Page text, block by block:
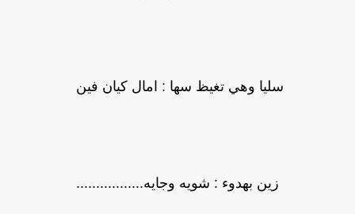
سليا وهي تغيظ سها : امال كيان فين
زين بهدوء : شويه وجايه.................